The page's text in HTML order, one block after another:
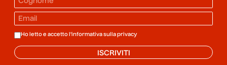
Ho letto e accetto l'informativa sulla privacy
ISCRIVITI